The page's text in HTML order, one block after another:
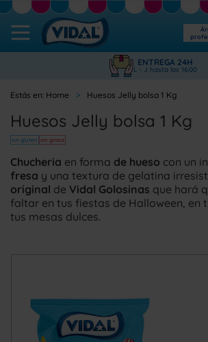
ENTREGA 24H
L - J hasta las 16:00
Home Huesos Jelly bolsa 1 Kg
Huesos Jelly bolsa 1 Kg
sin gluten sin grasa
Chucheria en forma de hueso con un
fresa y una textura de gelatina
original de Vidal Golosinas que hará
faltar en tus fiestas de Halloween, en
tus mesas dulces.